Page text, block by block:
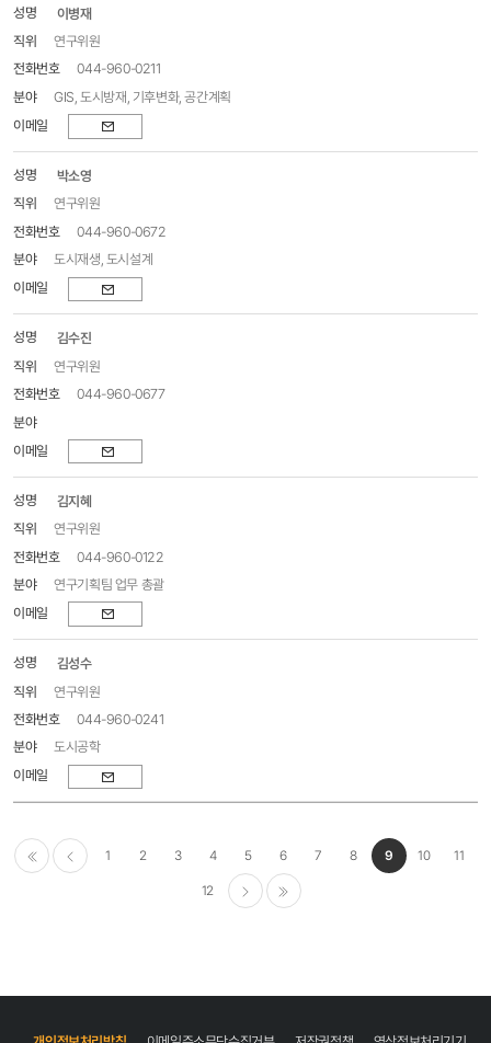
이병재
연구위원
044-960-0211
GIS, 도시방재, 기후변화, 공간계획
이메일
박소영
연구위원
044-960-0672
도시재생, 도시설계
이메일
김수진
연구위원
044-960-0677
이메일
김지혜
연구위원
044-960-0122
연구기획팀 업무 총괄
이메일
김성수
연구위원
044-960-0241
도시공학
이메일
1 2 3 4 5 6 7 8 9 10 11
12